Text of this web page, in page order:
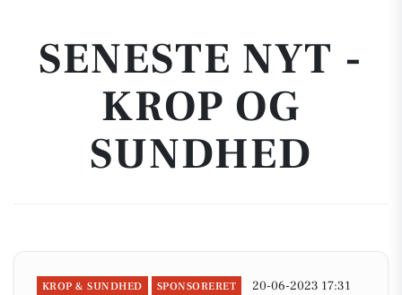
SENESTE NYT -
KROP OG
SUNDHED
KROP & SUNDHED SPONSORERET 20-06-2023 17:31